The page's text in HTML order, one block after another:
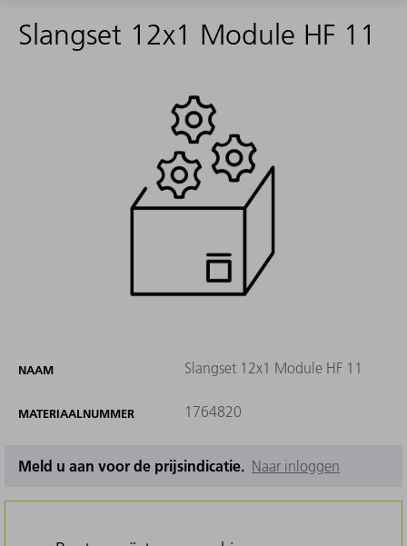
Slangset 12x1 Module HF 11
NAAM Slangset 12x1 Module HF 11
MATERIAALNUMMER 1764820
Meld u aan voor de prijsindicatie. Naar inloggen